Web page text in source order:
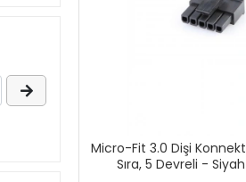
Micro-Fit 3.0 Dişi
Sıra, 5 Devreli -